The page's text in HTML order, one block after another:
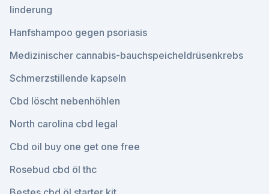
linderung
Hanfshampoo gegen psoriasis
Medizinischer cannabis-bauchspeicheldrüsenkrebs
Schmerzstillende kapseln
Cbd löscht nebenhöhlen
North carolina cbd legal
Cbd oil buy one get one free
Rosebud cbd öl thc